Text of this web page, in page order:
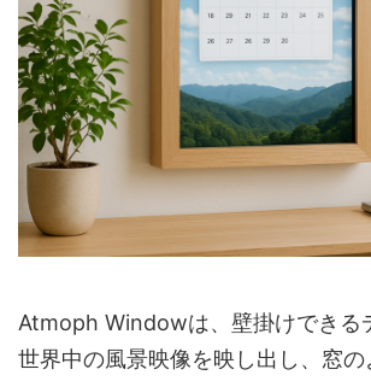
Atmoph Windowは、壁掛けできる
世界中の風景映像を映し出し、窓